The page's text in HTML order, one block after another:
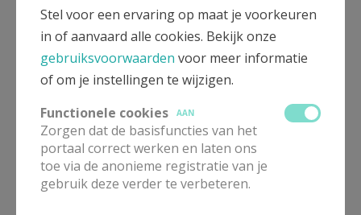
Schrijf gratis in voor de onlinecursus
Kennismaken met de Bijbel
Stel voor een ervaring op maat je voorkeuren
in of aanvaard alle cookies. Bekijk onze
gebruiksvoorwaarden voor meer informatie
of om je instellingen te wijzigen.
Functionele cookies
AAN
Zorgen dat de basisfuncties van het
portaal correct werken en laten ons
toe via de anonieme registratie van je
gebruik deze verder te verbeteren.